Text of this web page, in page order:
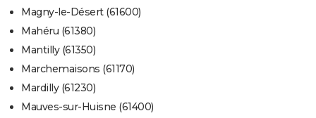
Magny-le-Désert (61600)
Mahéru (61380)
Mantilly (61350)
Marchemaisons (61170)
Mardilly (61230)
Mauves-sur-Huisne (61400)